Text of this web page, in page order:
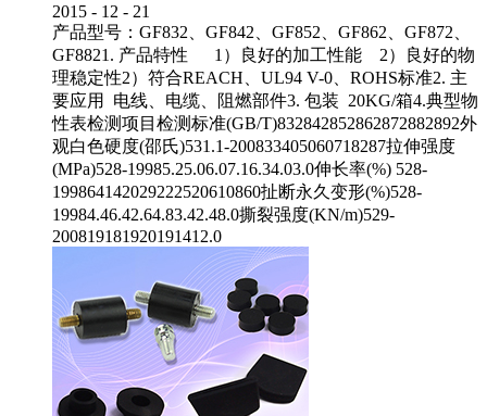
2015 - 12 - 21
产品型号：GF832、GF842、GF852、GF862、GF872、
GF8821. 产品特性 1）良好的加工性能 2）良好的物
理稳定性2）符合REACH、UL94 V-0、ROHS标准2. 主
要应用 电线、电缆、阻燃部件3. 包装 20KG/箱4.典型物
性表检测项目检测标准(GB/T)832842852862872882892外
观白色硬度(邵氏)531.1-200833405060718287拉伸强度
(MPa)528-19985.25.06.07.16.34.03.0伸长率(%) 528-
199864142029222520610860扯断永久变形(%)528-
19984.46.42.64.83.42.48.0撕裂强度(KN/m)529-
200819181920191412.0